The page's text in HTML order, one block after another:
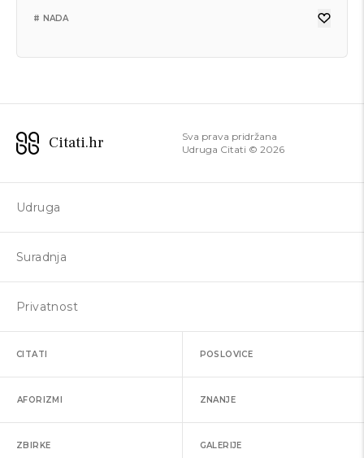
# NADA
Citati.hr
Sva prava pridržana
Udruga Citati © 2026
Udruga
Suradnja
Privatnost
CITATI POSLOVICE
AFORIZMI ZNANJE
ZBIRKE GALERIJE